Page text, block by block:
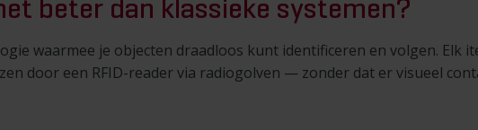
beter dan klassieke systemen?
waarmee je objecten draadloos kunt identificeren en volgen. Elk
door een RFID-reader via radiogolven — zonder dat er visueel